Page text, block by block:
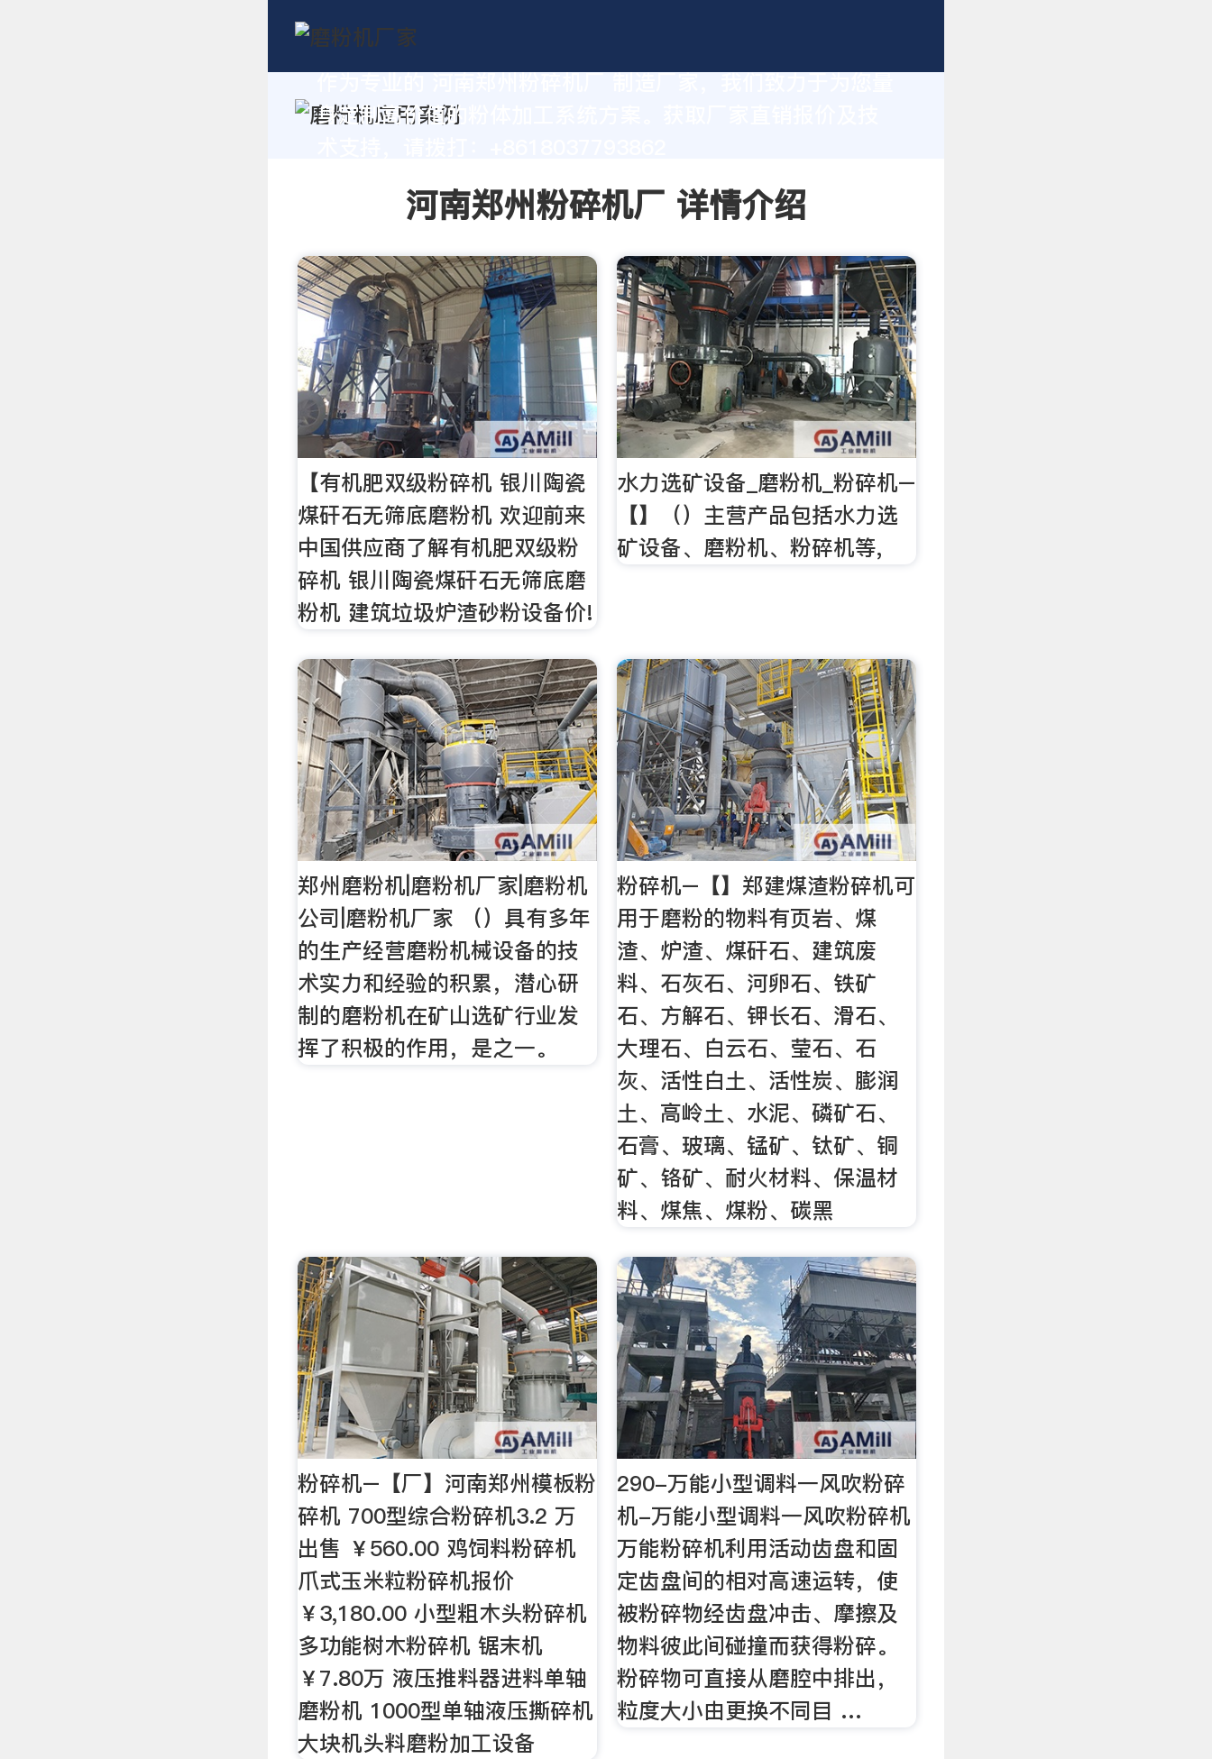
身定制高价值的粉体加工系统方案。获取厂家直销报价及技
河南郑州粉碎机厂 详情介绍
【有机肥双级粉碎机 银川陶瓷
煤矸石无筛底磨粉机 欢迎前来
中国供应商了解有机肥双级粉
碎机 银川陶瓷煤矸石无筛底磨
粉机 建筑垃圾炉渣砂粉设备价!
水力选矿设备_磨粉机_粉碎机–
【】（）主营产品包括水力选
矿设备、磨粉机、粉碎机等,
郑州磨粉机|磨粉机厂家|磨粉机
公司|磨粉机厂家 （）具有多年
的生产经营磨粉机械设备的技
术实力和经验的积累，潜心研
制的磨粉机在矿山选矿行业发
挥了积极的作用，是之一。
粉碎机–【】郑建煤渣粉碎机可
用于磨粉的物料有页岩、煤
渣、炉渣、煤矸石、建筑废
料、石灰石、河卵石、铁矿
石、方解石、钾长石、滑石、
大理石、白云石、莹石、石
灰、活性白土、活性炭、膨润
土、高岭土、水泥、磷矿石、
石膏、玻璃、锰矿、钛矿、铜
矿、铬矿、耐火材料、保温材
料、煤焦、煤粉、碳黑
粉碎机–【厂】河南郑州模板粉
碎机 700型综合粉碎机3.2 万
出售 ￥560.00 鸡饲料粉碎机
爪式玉米粒粉碎机报价
￥3,180.00 小型粗木头粉碎机
多功能树木粉碎机 锯末机
￥7.80万 液压推料器进料单轴
磨粉机 1000型单轴液压撕碎机
大块机头料磨粉加工设备
290-万能小型调料一风吹粉碎
机-万能小型调料一风吹粉碎机
万能粉碎机利用活动齿盘和固
定齿盘间的相对高速运转，使
被粉碎物经齿盘冲击、摩擦及
物料彼此间碰撞而获得粉碎。
粉碎物可直接从磨腔中排出，
粒度大小由更换不同目 …